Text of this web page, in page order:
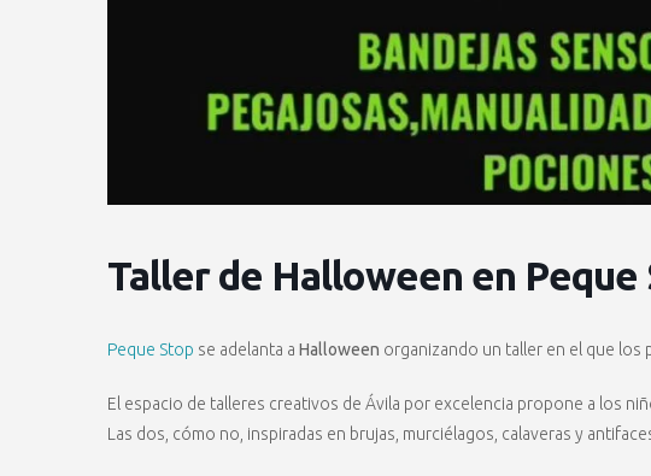
Taller de Halloween en Peque
Peque Stop se adelanta a Halloween organizando un taller en el que los
El espacio de talleres creativos de Ávila por excelencia propone a los
Las dos, cómo no, inspiradas en brujas, murciélagos, calaveras y